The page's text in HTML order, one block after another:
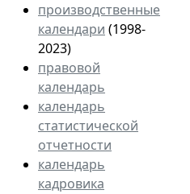
производственные
календари (1998-
2023)
правовой
календарь
календарь
статистической
отчетности
календарь
кадровика